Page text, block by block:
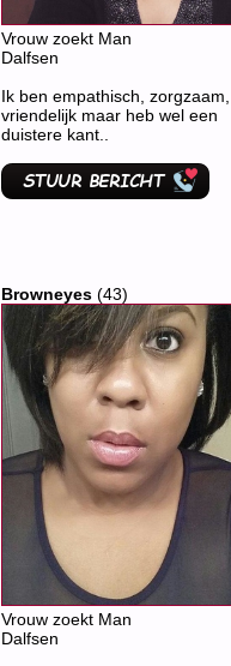
Vrouw zoekt Man
Dalfsen
Ik ben empathisch, zorgzaam,
vriendelijk maar heb wel een
duistere kant..
Browneyes (43)
Vrouw zoekt Man
Dalfsen